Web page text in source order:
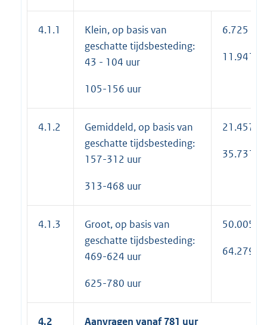
4.1.1
Klein, op basis van
geschatte tijdsbesteding:
43 - 104 uur
105-156 uur
6.725
11.941
4.1.2
Gemiddeld, op basis van
geschatte tijdsbesteding:
157-312 uur
313-468 uur
21.457
35.731
4.1.3
Groot, op basis van
geschatte tijdsbesteding:
469-624 uur
625-780 uur
50.005
64.279
4.2 Aanvragen vanaf 781 uur